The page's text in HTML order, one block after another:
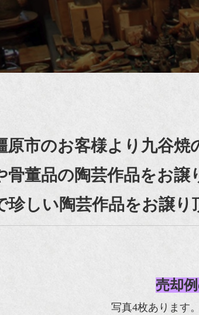
原市のお客様より九谷
骨董品の陶芸作品をお
珍しい陶芸作品をお譲り
売却
写真4枚あります